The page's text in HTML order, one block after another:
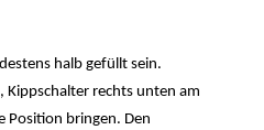
halb gefüllt sein.
Kippschalter rechts unten am
Position bringen. Den